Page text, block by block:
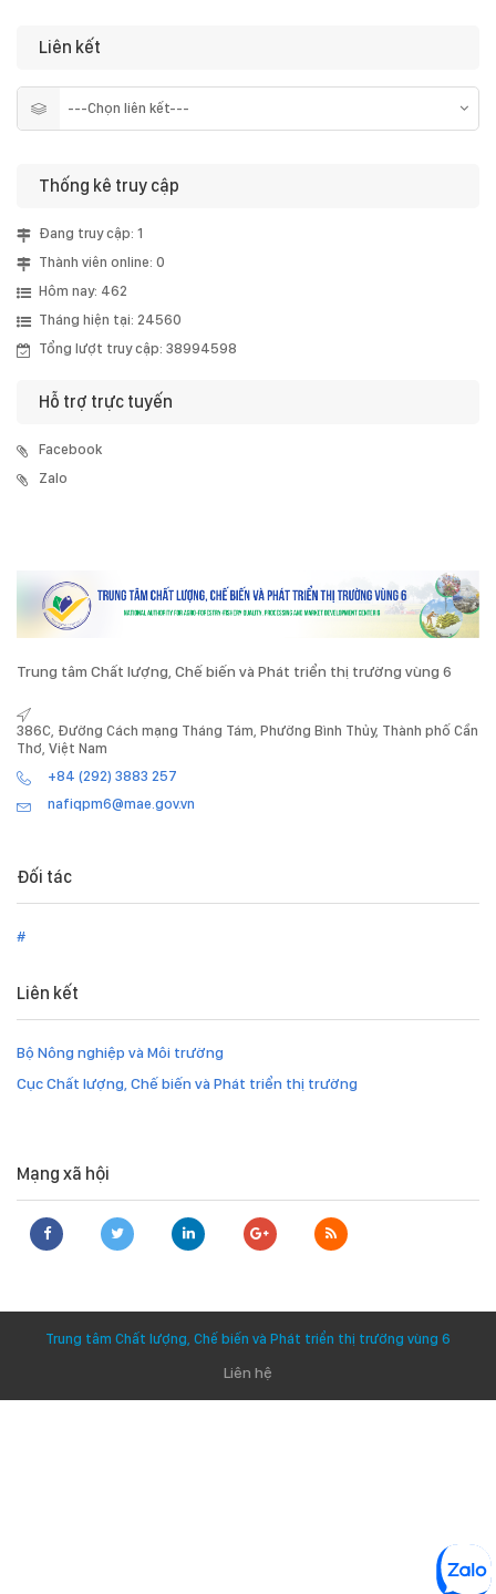
Liên kết
Thống kê truy cập
Đang truy cập: 1
Thành viên online: 0
Hôm nay: 462
Tháng hiện tại: 24560
Tổng lượt truy cập: 38994598
Hỗ trợ trực tuyến
Facebook
Zalo
Trung tâm Chất lượng, Chế biến và Phát triển thị trường vùng 6
386C, Đường Cách mạng Tháng Tám, Phường Bình Thủy, Thành phố Cần
Thơ, Việt Nam
+84 (292) 3883 257
nafiqpm6@mae.gov.vn
Đối tác
#
Liên kết
Bộ Nông nghiệp và Môi trường
Cục Chất lượng, Chế biến và Phát triển thị trường
Mạng xã hội
Trung tâm Chất lượng, Chế biến và Phát triển thị trường vùng 6
Liên hệ